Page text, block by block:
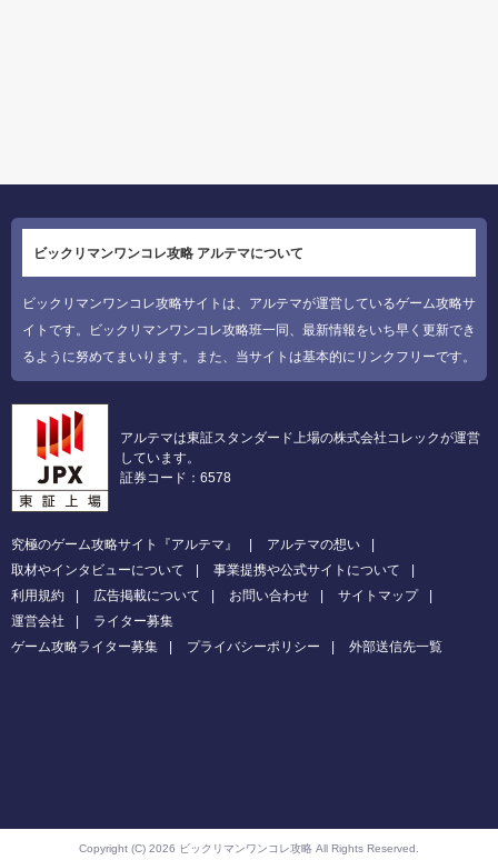
ビックリマンワンコレ攻略 アルテマについて
ビックリマンワンコレ攻略サイトは、アルテマが運営しているゲーム攻略サ
イトです。ビックリマンワンコレ攻略班一同、最新情報をいち早く更新でき
るように努めてまいります。また、当サイトは基本的にリンクフリーです。
アルテマは東証スタンダード上場の株式会社コレックが運営
しています。
証券コード：6578
究極のゲーム攻略サイト『アルテマ』
アルテマの想い
取材やインタビューについて
事業提携や公式サイトについて
利用規約
広告掲載について お問い合わせ
サイトマップ
運営会社
ライター募集
ゲーム攻略ライター募集
プライバシーポリシー 外部送信先一覧
Copyright (C) 2026 ビックリマンワンコレ攻略 All Rights Reserved.